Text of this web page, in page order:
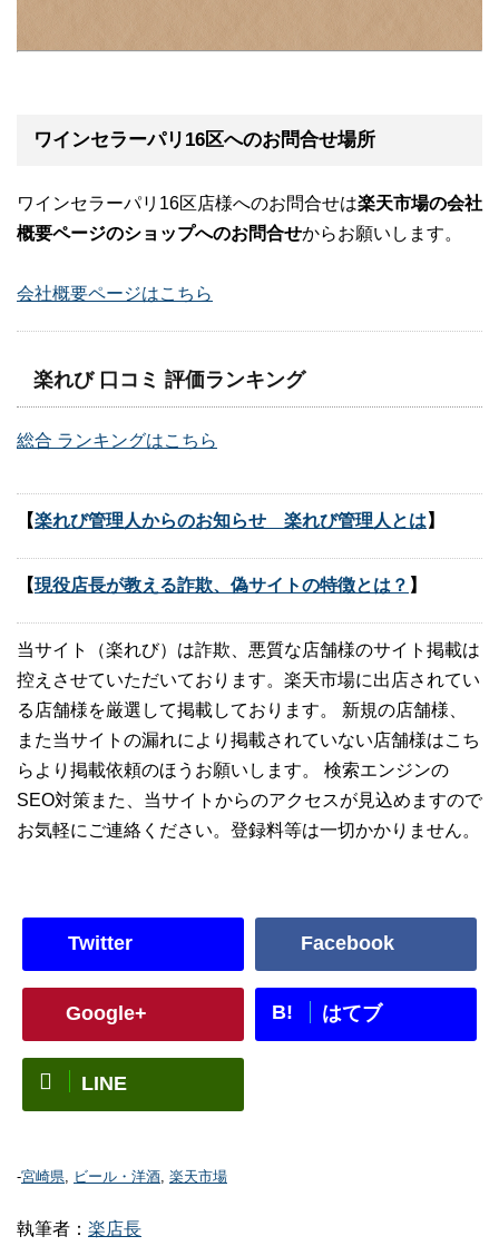
ワインセラーパリ16区へのお問合せ場所
ワインセラーパリ16区店様へのお問合せは楽天市場の会社
概要ページのショップへのお問合せからお願いします。
会社概要ページはこちら
楽れび 口コミ 評価ランキング
総合 ランキングはこちら
【楽れび管理人からのお知らせ 楽れび管理人とは 】
【現役店長が教える詐欺、偽サイトの特徴とは？ 】
当サイト（楽れび）は詐欺、悪質な店舗様のサイト掲載は
控えさせていただいております。楽天市場に出店されてい
る店舗様を厳選して掲載しております。 新規の店舗様、
また当サイトの漏れにより掲載されていない店舗様はこち
らより掲載依頼のほうお願いします。 検索エンジンの
SEO対策また、当サイトからのアクセスが見込めますので
お気軽にご連絡ください。登録料等は一切かかりません。
Twitter Facebook
Google+ B! はてブ
LINE
-宮崎県, ビール・洋酒, 楽天市場
執筆者： 楽店長